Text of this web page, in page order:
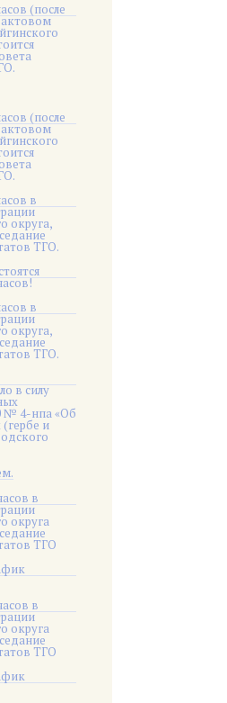
(после
(после
в
округа,
ТГО.
в
округа,
ТГО.
в силу
№ 4-нпа «Об
и
в
округа
ТГО
в
округа
ТГО